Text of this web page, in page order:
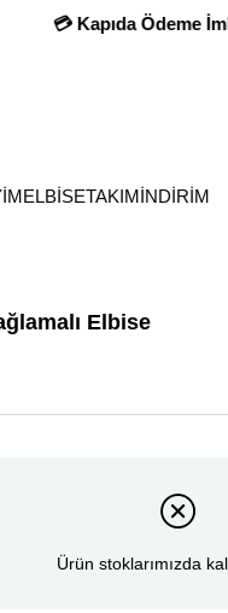
Sezon Fırsatları
ELBİSETAKIMİNDİRİM
Elbise
Ürün stoklarımızda